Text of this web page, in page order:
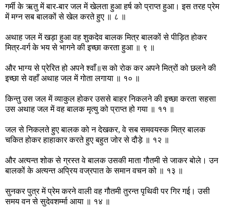
गर्मी के ऋतु में बार-बार जल में खेलता हुआ हर्ष को प्राप्त हुआ। इस तरह प्रेम
में मग्न सब बालकों से खेल करते हुए ॥ ८ ॥
अथाह जल में खड़ा हुआ वह शुकदेव बालक मित्र बालकों से पीड़ित होकर
मित्र-वर्ग के भय से भागने की इच्छा करता हुआ ॥ ९ ॥
और भाग्य से प्रेरित हो अपने श्वाँ॥स को रोक कर अपने मित्रों को छलने की
इच्छा से वहाँ अथाह जल में गोता लगाया ॥ १० ॥
किन्तु उस जल में व्याकुल होकर उससे बाहर निकलने की इच्छा करता सहसा
उस अथाह जल में वह बालक मृत्यु को प्राप्त हो गया ॥ ११ ॥
जल से निकलते हुए बालक को न देखकर, वे सब समवयस्क मित्र बालक
चकित होकर हाहाकार करते हुए बहुत जोर से दौड़े ॥ १२ ॥
और अत्यन्त शोक से ग्रस्त वे बालक उसकी माता गौतमी से जाकर बोले। उन
बालकों के अत्यन्त अप्रिय वज्रपात के समान वचन को ॥ १३ ॥
सुनकर पुत्र में प्रेम करने वाली वह गौतमी तुरन्त पृथिवी पर गिर गई। उसी
समय वन से सुदेवशर्म्मा आया ॥ १४ ॥